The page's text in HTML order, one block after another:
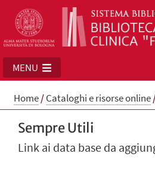
MENU
Home/Cataloghi e risorse online
Sempre Utili
Link ai data base da